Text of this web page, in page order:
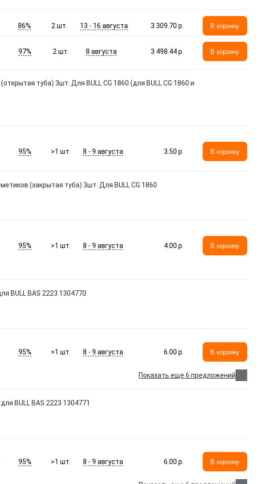
86% 2 шт. 13 - 16 августа 3 309.70 p. В корзину
97% 2шт. 8 августа 3 498.44 p. В корзину
туба) 3шт. Для BULL CG 1860 (для BULL CG 1860 и
95% >1шт. 8 - 9 августа 3.50 p. В корзину
(закрытая туба) 3шт. Для BULL CG 1860
95% >1шт. 8 - 9 августа 4.00 p. В корзину
BULL BAS 2223 1304770
95% >1шт. 8 - 9 августа 6.00 p. В корзину
Показать еще 6 предложений
BULL BAS 2223 1304771
95% >1шт. 8 - 9 августа 6.00 p. В корзину